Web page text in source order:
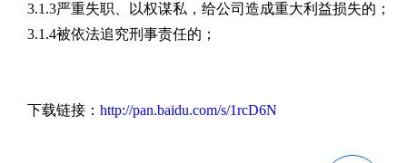
3.1.3严重失职、以权谋私，给公司造成重大利益损失的；
3.1.4被依法追究刑事责任的；
下载链接： http://pan.baidu.com/s/1rcD6N